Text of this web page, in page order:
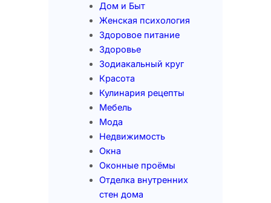
Дом и Быт
Женская психология
Здоровое питание
Здоровье
Зодиакальный круг
Красота
Кулинария рецепты
Мебель
Мода
Недвижимость
Окна
Оконные проёмы
Отделка внутренних
стен дома